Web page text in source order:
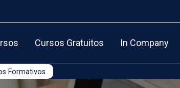
Cursos Gratuitos In Company
Formativos